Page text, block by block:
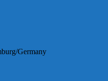
Germany